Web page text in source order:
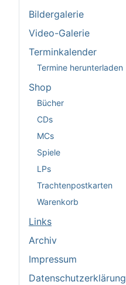
Bildergalerie
Video-Galerie
Terminkalender
Termine herunterladen
Shop
Bücher
CDs
MCs
Spiele
LPs
Trachtenpostkarten
Warenkorb
Links
Archiv
Impressum
Datenschutzerklärung